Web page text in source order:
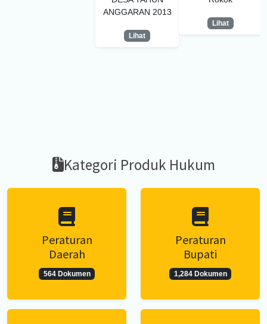
ANGGARAN 2013
Lihat
Lihat
Kategori Produk Hukum
Peraturan
Daerah
564 Dokumen
Peraturan
Bupati
1,284 Dokumen